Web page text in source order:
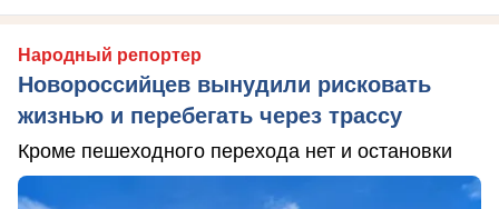
Народный репортер
Новороссийцев вынудили рисковать
жизнью и перебегать через трассу
Кроме пешеходного перехода нет и остановки